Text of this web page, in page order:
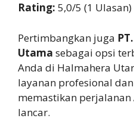
Rating: 5,0/5 (1 Ulasan)
Pertimbangkan juga
Utama sebagai opsi
Anda di Halmahera
layanan profesional
memastikan
lancar.